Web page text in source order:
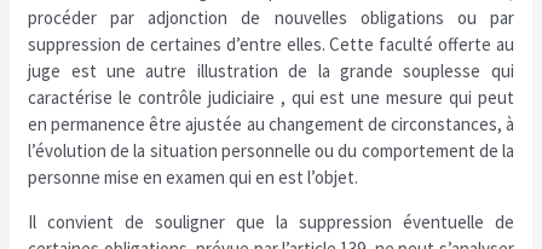
procéder par adjonction de nouvelles obligations ou par
suppression de certaines d’entre elles. Cette faculté offerte au
juge est une autre illustration de la grande souplesse qui
caractérise le contrôle judiciaire , qui est une mesure qui peut
en permanence être ajustée au changement de circonstances, à
l’évolution de la situation personnelle ou du comportement de la
personne mise en examen qui en est l’objet.
Il convient de souligner que la suppression éventuelle de